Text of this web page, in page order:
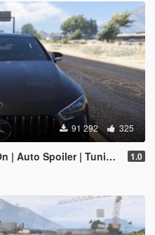
91 292 325
| Auto Spoiler | Tuning] 1.0